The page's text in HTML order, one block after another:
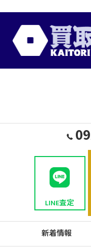
LINE査定
新着情報